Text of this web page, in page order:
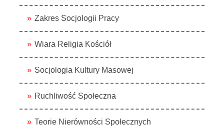
Zakres Socjologii Pracy
Wiara Religia Kościół
Socjologia Kultury Masowej
Ruchliwość Społeczna
Teorie Nierówności Społecznych